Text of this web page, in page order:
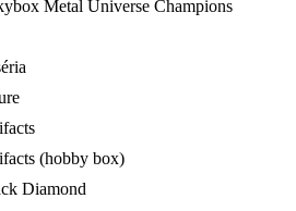
Metal Universe Champions
(hobby box)
Diamond